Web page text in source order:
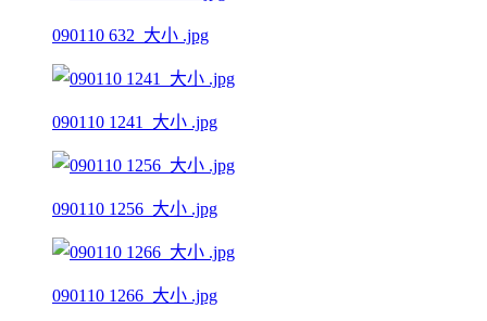
090110 632_大小 .jpg
090110 1241_大小 .jpg
090110 1256_大小 .jpg
090110 1266_大小 .jpg